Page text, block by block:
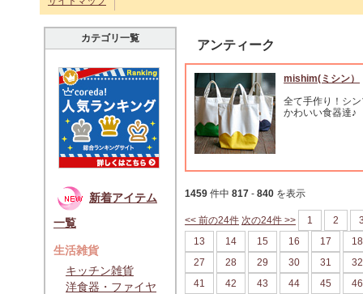
カテゴリ一覧
新着アイテム
一覧
生活雑貨
キッチン雑貨
洋食器・ファイヤ
アンティーク
mishim(ミシン）
全て手作り！シ
かわいい食器達♪
1459 件中 817 - 840 を表示
<< 前の24件 次の24件 >> 1 2
13
14 15 16 17
18
27
28 29 30 31
32
41
42 43 44 45
46